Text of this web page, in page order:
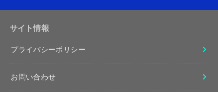
サイト情報
プライバシーポリシー
お問い合わせ